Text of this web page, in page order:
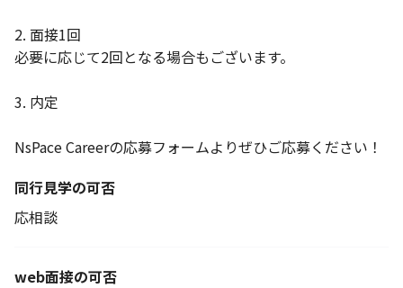
2. 面接1回
必要に応じて2回となる場合もございます。
3. 内定
NsPace Careerの応募フォームよりぜひご応募ください！
同行見学の可否
応相談
web面接の可否